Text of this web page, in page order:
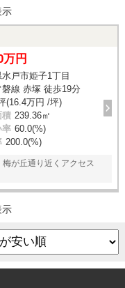
示
万円
戸市姫子1丁目
磐線 赤塚 徒歩19分
(16.4万円 /坪)
積 239.36㎡
率 60.0(%)
200.0(%)
が丘通り近くアクセス
示